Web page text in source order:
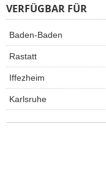
VERFÜGBAR FÜR
Baden-Baden
Rastatt
Iffezheim
Karlsruhe